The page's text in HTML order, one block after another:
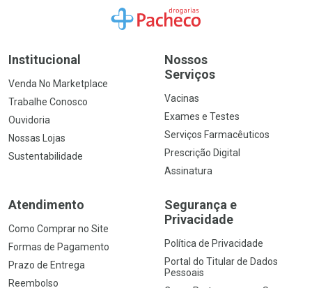
Ir para a Home
Institucional
Venda No Marketplace
Trabalhe Conosco
Ouvidoria
Nossas Lojas
Sustentabilidade
Nossos
Serviços
Vacinas
Exames e Testes
Serviços Farmacêuticos
Prescrição Digital
Assinatura
Atendimento
Como Comprar no Site
Formas de Pagamento
Prazo de Entrega
Reembolso
Segurança e
Privacidade
Política de Privacidade
Portal do Titular de Dados
Pessoais